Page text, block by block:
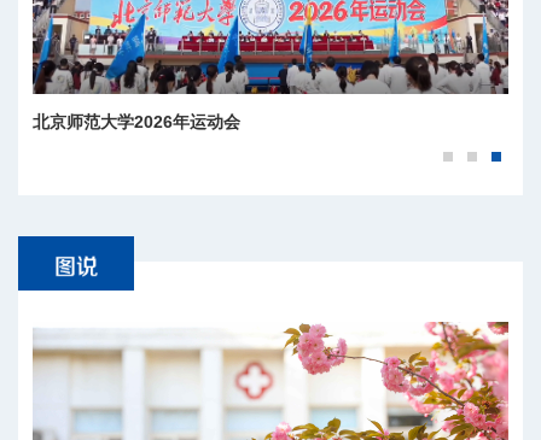
树立和践行正确政绩观：老学长杨秀峰的示范
北京师范大学2026年运动会